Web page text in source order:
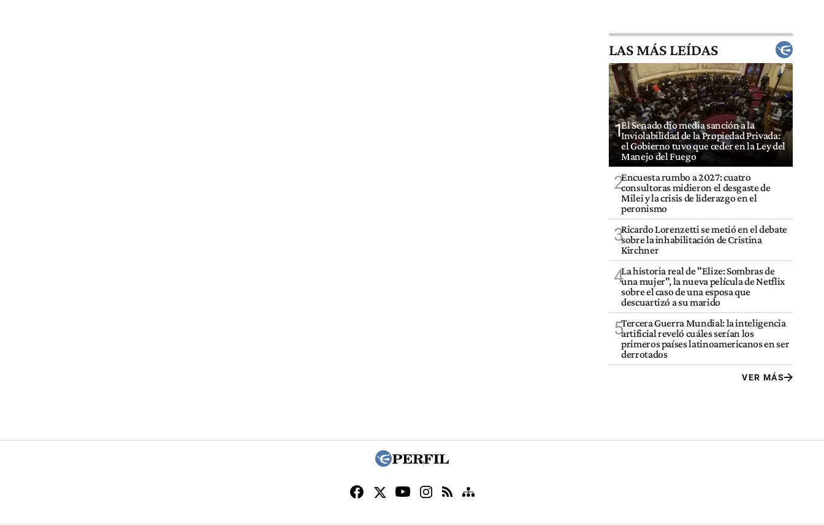
LAS MÁS LEÍDAS
1El Senado dio media sanción a la
Inviolabilidad de la Propiedad Privada:
el Gobierno tuvo que ceder en la Ley del
Manejo del Fuego
2Encuesta rumbo a 2027: cuatro
consultoras midieron el desgaste de
Milei y la crisis de liderazgo en el
peronismo
3Ricardo Lorenzetti se metió en el debate
sobre la inhabilitación de Cristina
Kirchner
4La historia real de "Elize: Sombras de
una mujer", la nueva película de Netflix
sobre el caso de una esposa que
descuartizó a su marido
5Tercera Guerra Mundial: la inteligencia
artificial reveló cuáles serían los
primeros países latinoamericanos en ser
derrotados
VER MÁS